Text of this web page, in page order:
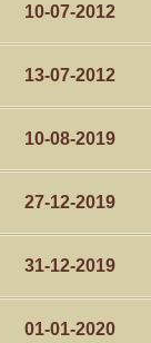
10-07-2012
13-07-2012
10-08-2019
27-12-2019
31-12-2019
01-01-2020